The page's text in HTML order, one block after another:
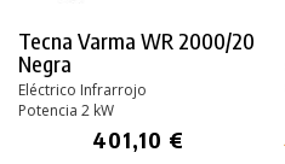
Tecna Varma WR 2000/20
Negra
Eléctrico Infrarrojo
Potencia 2 kW
401,10 €